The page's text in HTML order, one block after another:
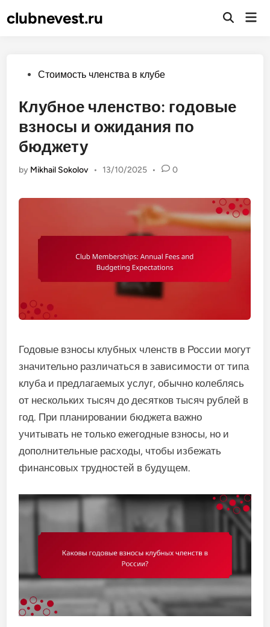
toclubnevest.ru
Open
PostedСтоимость членства в клубе
Клубное членство: годовые
взносы и ожидания по
бюджету
by Mikhail Sokolov • 13/10/2025 • 0
Годовые взносы клубных членств в России могут
значительно различаться в зависимости от типа
клуба и предлагаемых услуг, обычно колеблясь
от нескольких тысяч до десятков тысяч рублей в
год. При планировании бюджета важно
учитывать не только ежегодные взносы, но и
дополнительные расходы, чтобы избежать
финансовых трудностей в будущем.